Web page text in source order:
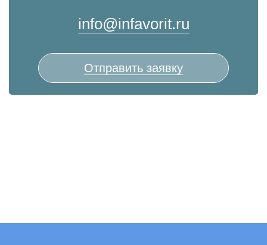
info@infavorit.ru
Отправить заявку